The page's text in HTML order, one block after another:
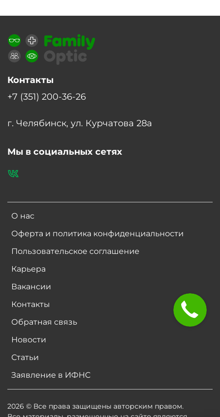
О нас
Оферта и политика конфиденциальности
Пользовательское соглашение
Карьера
Вакансии
Контакты
Обратная связь
Новости
Статьи
Заявление в ИФНС
Контакты
+7 (351) 200-36-26
г. Челябинск, ул. Курчатова 28а
Мы в социальных сетях
2026 © Все права защищены авторским правом.